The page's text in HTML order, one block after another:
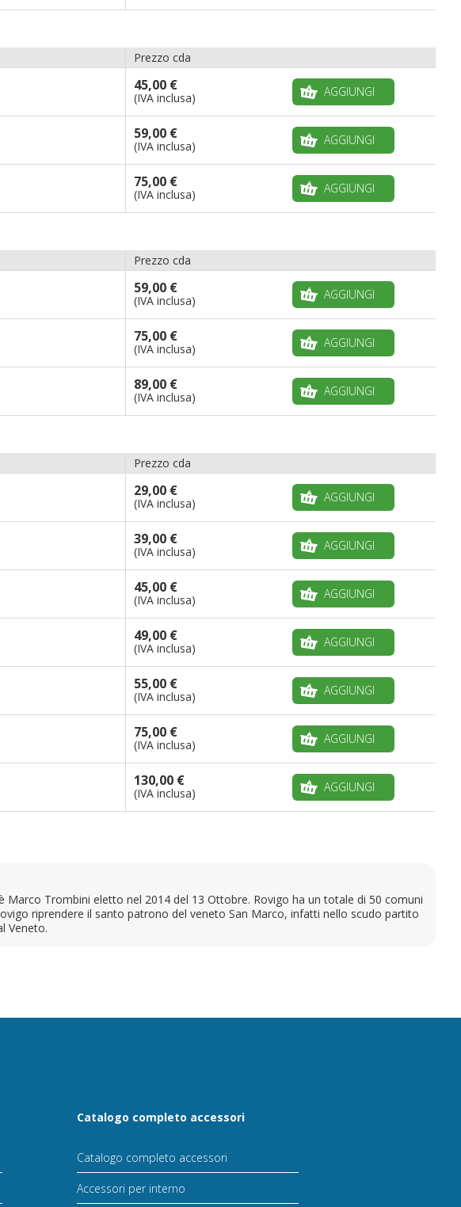
Prezzo cda
45,00 €
(IVA inclusa) AGGIUNGI
59,00 €
(IVA inclusa) AGGIUNGI
75,00 €
(IVA inclusa) AGGIUNGI
Prezzo cda
59,00 €
(IVA inclusa) AGGIUNGI
75,00 €
(IVA inclusa) AGGIUNGI
89,00 €
(IVA inclusa) AGGIUNGI
Prezzo cda
29,00 €
(IVA inclusa) AGGIUNGI
39,00 €
(IVA inclusa) AGGIUNGI
45,00 €
(IVA inclusa) AGGIUNGI
49,00 €
(IVA inclusa) AGGIUNGI
55,00 €
(IVA inclusa) AGGIUNGI
75,00 €
(IVA inclusa) AGGIUNGI
130,00 €
(IVA inclusa) AGGIUNGI
Trombini eletto nel 2014 del 13 Ottobre. Rovigo ha un totale di 50 comuni
riprendere il santo patrono del veneto San Marco, infatti nello scudo partito
Veneto.
Catalogo completo accessori
Catalogo completo accessori
Accessori per interno